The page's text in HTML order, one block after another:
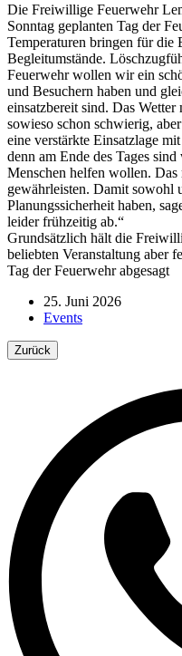
Die Freiwillige Feuerwehr
Sonntag geplanten Tag der
Temperaturen bringen für die
Begleitumstände.
Feuerwehr wollen wir ein
und Besuchern haben und
einsatzbereit sind. Das Wetter
sowieso schon schwierig,
eine verstärkte Einsatzlage
denn am Ende des Tages
Menschen helfen wollen.
gewährleisten. Damit sowohl
Planungssicherheit haben,
leider frühzeitig ab.“
Grundsätzlich hält die
beliebten Veranstaltung aber
Tag der Feuerwehr abgesagt
25. Juni 2026
Events